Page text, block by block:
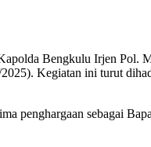
Bengkulu Irjen
Kegiatan ini turut
penghargaan sebagai